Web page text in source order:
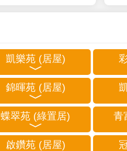
凱樂苑 (居屋)
錦暉苑 (居屋)
蝶翠苑 (綠置居) 青
啟鑽苑 (居屋)